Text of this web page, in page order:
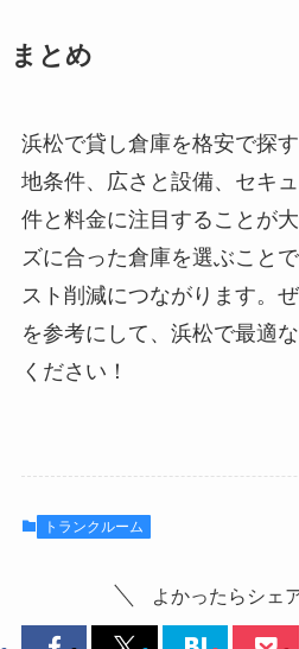
まとめ
浜松で貸し倉庫を格安で探
地条件、広さと設備、セキ
件と料金に注目することが
ズに合った倉庫を選ぶこと
スト削減につながります。
を参考にして、浜松で最適
ください！
トランクルーム
よかったらシェ